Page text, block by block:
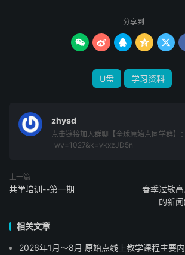
分享到
    
U盘 学习资料
zhysd
点击链接加入群聊【全球原始点同学群】
_wv=1027&k=vkxzJD5n
上一篇
共学培训--第一期
春季过敏
的新
相关文章
2026年1月～8月 原始点线上教学课程主要